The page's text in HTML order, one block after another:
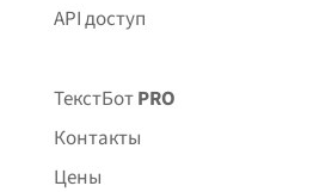
API доступ
ТекстБотPRO
Контакты
Цены